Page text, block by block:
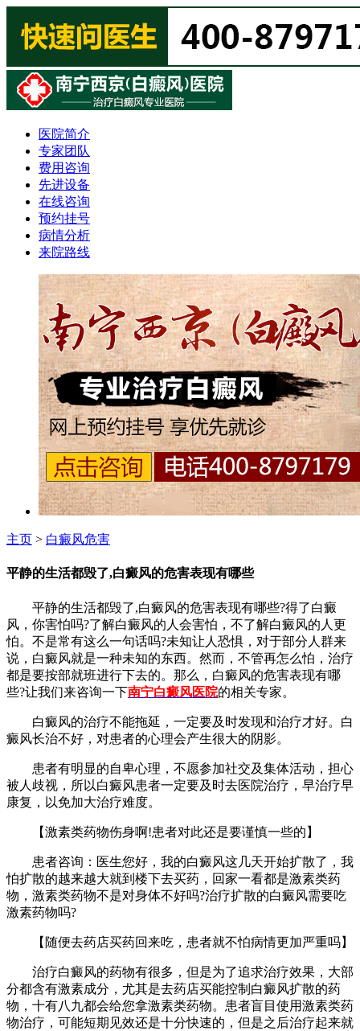
医院简介
专家团队
费用咨询
先进设备
在线咨询
预约挂号
病情分析
来院路线
主页 > 白癜风危害
平静的生活都毁了,白癜风的危害表现有哪些
平静的生活都毁了,白癜风的危害表现有哪些?得了白癜
风，你害怕吗?了解白癜风的人会害怕，不了解白癜风的人更
怕。不是常有这么一句话吗?未知让人恐惧，对于部分人群来
说，白癜风就是一种未知的东西。然而，不管再怎么怕，治疗
都是要按部就班进行下去的。那么，白癜风的危害表现有哪
些?让我们来咨询一下南宁白癜风医院的相关专家。
白癜风的治疗不能拖延，一定要及时发现和治疗才好。白
癜风长治不好，对患者的心理会产生很大的阴影。
患者有明显的自卑心理，不愿参加社交及集体活动，担心
被人歧视，所以白癜风患者一定要及时去医院治疗，早治疗早
康复，以免加大治疗难度。
【激素类药物伤身啊!患者对此还是要谨慎一些的】
患者咨询：医生您好，我的白癜风这几天开始扩散了，我
怕扩散的越来越大就到楼下去买药，回家一看都是激素类药
物，激素类药物不是对身体不好吗?治疗扩散的白癜风需要吃
激素药物吗?
【随便去药店买药回来吃，患者就不怕病情更加严重吗】
治疗白癜风的药物有很多，但是为了追求治疗效果，大部
分都含有激素成分，尤其是去药店买能控制白癜风扩散的药
物，十有八九都会给您拿激素类药物。患者盲目使用激素类药
物治疗，可能短期见效还是十分快速的，但是之后治疗起来就